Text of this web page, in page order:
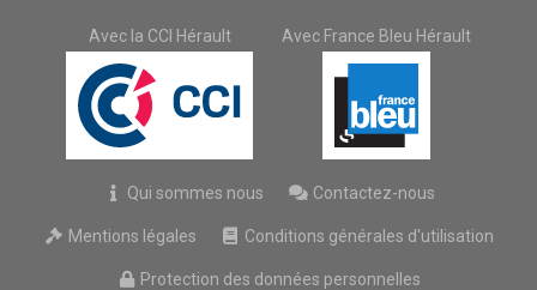
Avec la CCI Hérault Avec France Bleu Hérault
Qui sommes nous Contactez-nous
Mentions légales Conditions générales d'utilisation
Protection des données personnelles